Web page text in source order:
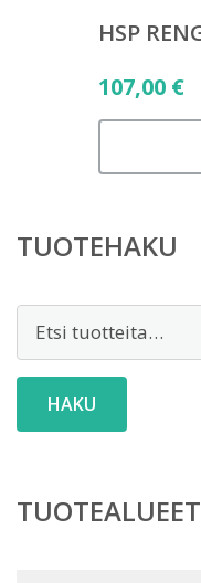
HSP
107,00 €
TUOTEHAKU
Etsi:
HAKU
TUOTEALUEET